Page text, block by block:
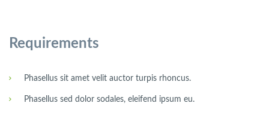
Requirements
Phasellus sit amet velit auctor turpis rhoncus.
Phasellus sed dolor sodales, eleifend ipsum eu.